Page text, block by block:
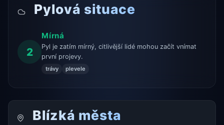
Pylová situace
2
Mírná
Pyl je zatím mírný, citlivější lidé mohou začít vnímat
první projevy.
trávy plevele
Blízká města